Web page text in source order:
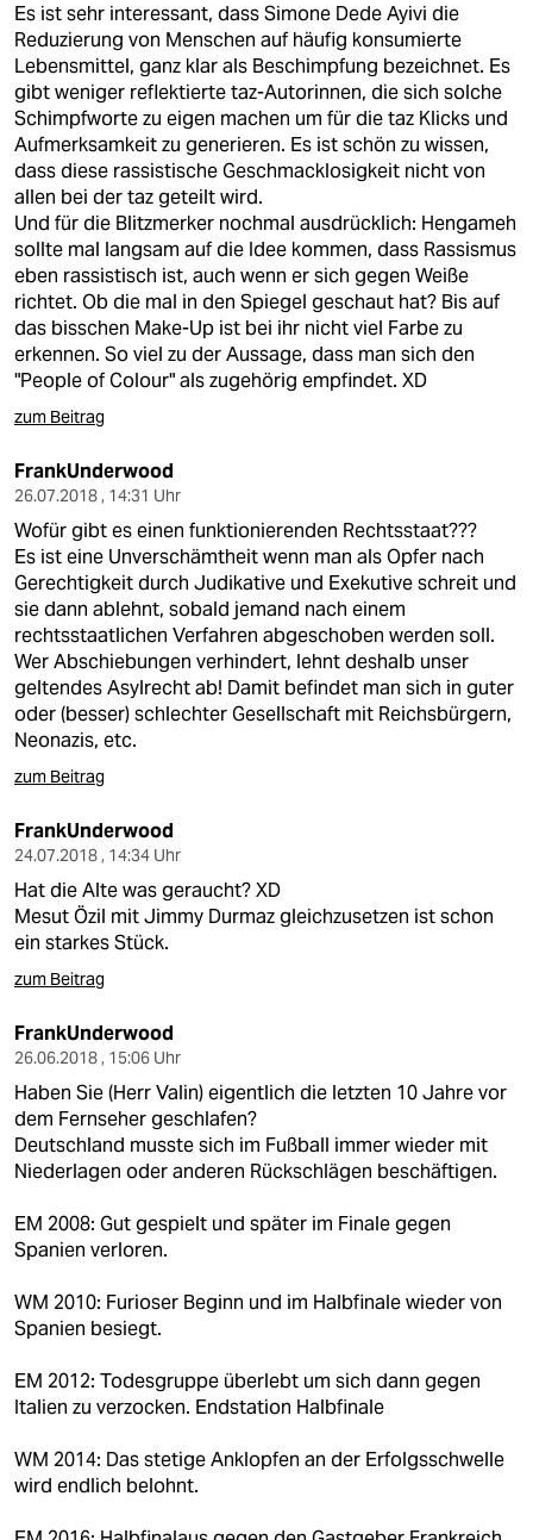
Es ist sehr interessant, dass Simone Dede Ayivi die
Reduzierung von Menschen auf häufig konsumierte
Lebensmittel, ganz klar als Beschimpfung bezeichnet. Es
gibt weniger reflektierte taz-Autorinnen, die sich solche
Schimpfworte zu eigen machen um für die taz Klicks und
Aufmerksamkeit zu generieren. Es ist schön zu wissen,
dass diese rassistische Geschmacklosigkeit nicht von
allen bei der taz geteilt wird.
Und für die Blitzmerker nochmal ausdrücklich: Hengameh
sollte mal langsam auf die Idee kommen, dass Rassismus
eben rassistisch ist, auch wenn er sich gegen Weiße
richtet. Ob die mal in den Spiegel geschaut hat? Bis auf
das bisschen Make-Up ist bei ihr nicht viel Farbe zu
erkennen. So viel zu der Aussage, dass man sich den
"People of Colour" als zugehörig empfindet. XD
zum Beitrag
FrankUnderwood
26.07.2018 , 14:31 Uhr
Wofür gibt es einen funktionierenden Rechtsstaat???
Es ist eine Unverschämtheit wenn man als Opfer nach
Gerechtigkeit durch Judikative und Exekutive schreit und
sie dann ablehnt, sobald jemand nach einem
rechtsstaatlichen Verfahren abgeschoben werden soll.
Wer Abschiebungen verhindert, lehnt deshalb unser
geltendes Asylrecht ab! Damit befindet man sich in guter
oder (besser) schlechter Gesellschaft mit Reichsbürgern,
Neonazis, etc.
zum Beitrag
FrankUnderwood
24.07.2018 , 14:34 Uhr
Hat die Alte was geraucht? XD
Mesut Özil mit Jimmy Durmaz gleichzusetzen ist schon
ein starkes Stück.
zum Beitrag
FrankUnderwood
26.06.2018 , 15:06 Uhr
Haben Sie (Herr Valin) eigentlich die letzten 10 Jahre vor
dem Fernseher geschlafen?
Deutschland musste sich im Fußball immer wieder mit
Niederlagen oder anderen Rückschlägen beschäftigen.
EM 2008: Gut gespielt und später im Finale gegen
Spanien verloren.
WM 2010: Furioser Beginn und im Halbfinale wieder von
Spanien besiegt.
EM 2012: Todesgruppe überlebt um sich dann gegen
Italien zu verzocken. Endstation Halbfinale
WM 2014: Das stetige Anklopfen an der Erfolgsschwelle
wird endlich belohnt.